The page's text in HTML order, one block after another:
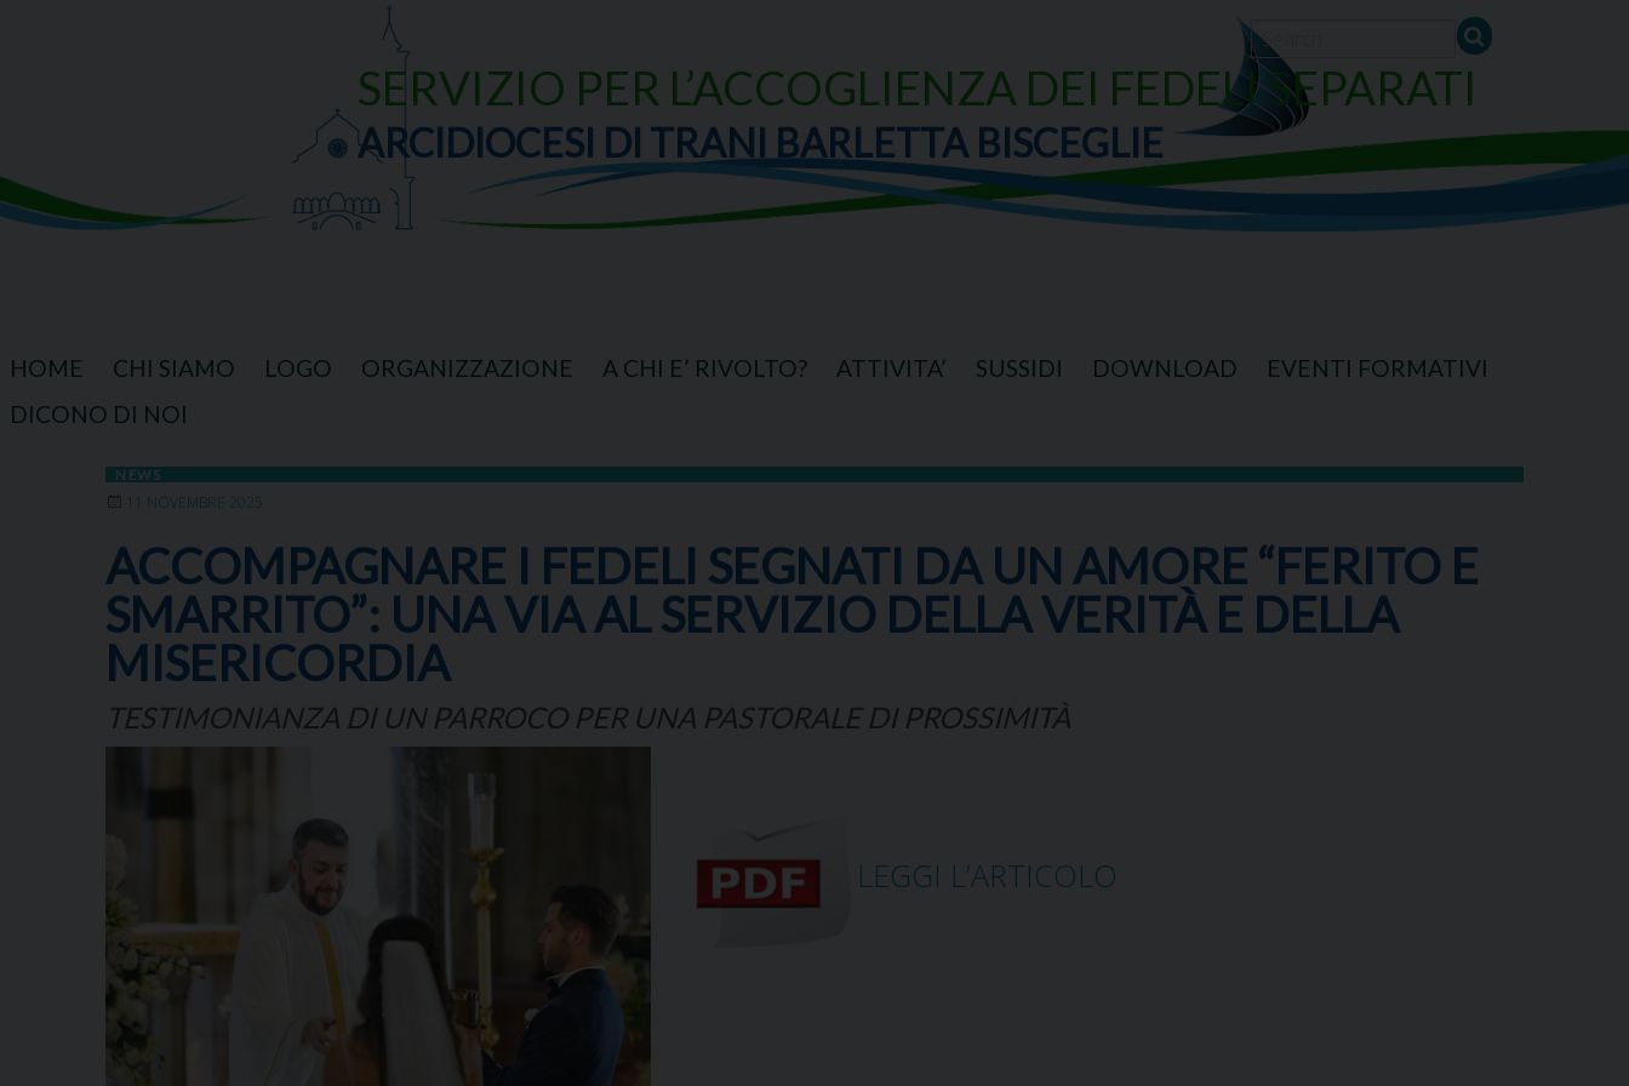
SERVIZIO PER L’ACCOGLIENZA DEI FEDELI SEPARATI
ARCIDIOCESI DI TRANI BARLETTA BISCEGLIE
HOME CHI SIAMO LOGO ORGANIZZAZIONE A CHI E’ RIVOLTO? ATTIVITA’ SUSSIDI DOWNLOAD
EVENTI FORMATIVI
DICONO DI NOI
NEWS
11 NOVEMBRE 2025
ACCOMPAGNARE I FEDELI SEGNATI DA UN AMORE “FERITO E
SMARRITO”: UNA VIA AL SERVIZIO DELLA VERITÀ E DELLA
MISERICORDIA
TESTIMONIANZA DI UN PARROCO PER UNA PASTORALE DI PROSSIMITÀ
LEGGI L’ARTICOLO